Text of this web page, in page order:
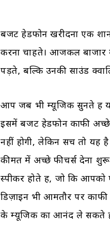
बजट हेडफोन खरीदना एक
करना चाहते। आजकल
पड़ते, बल्कि उनकी साउंड
आप जब भी म्यूजिक सुनते हैं
इसमें बजट हेडफोन काफी
नहीं होगी, लेकिन सच तो
कीमत में अच्छे फीचर्स देना शुरू
स्पीकर होते हैं, जो कि
डिज़ाइन भी आमतौर पर
के म्यूजिक का आनंद ले सकते